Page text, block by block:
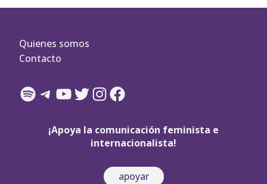
Quienes somos
Contacto
Spotify
Telegram
YouTube
Twitter
Instagram
Facebook
¡Apoya la comunicación feminista e
internacionalista!
apoyar